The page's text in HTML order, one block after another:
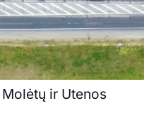
ir Utenos